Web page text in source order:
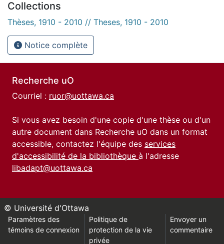
Collections
Thèses, 1910 - 2010 // Theses, 1910 - 2010
Notice complète
Recherche uO
Courriel : ruor@uottawa.ca
Si vous avez besoin d'une copie d'une thèse ou d'un
autre document dans Recherche uO dans un format
accessible, contactez l'équipe des services
d'accessibilité de la bibliothèque à l'adresse
libadapt@uottawa.ca
© Université d'Ottawa
Paramètres des
témoins de connexion
Politique de
protection de la vie
privée
Envoyer un
commentaire